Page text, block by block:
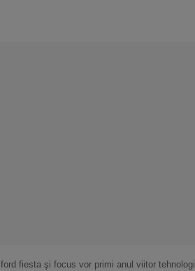
ford fiesta şi focus vor primi anul viitor